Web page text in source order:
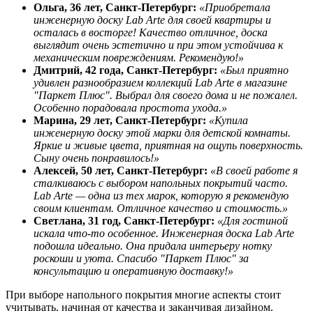
Ольга, 36 лет, Санкт-Петербург: «Приобретала
инженерную доску Lab Arte для своей квартиры и
осталась в восторге! Качество отличное, доска
выглядит очень эстетично и при этом устойчива к
механическим повреждениям. Рекомендую!»
Дмитрий, 42 года, Санкт-Петербург: «Был приятно
удивлен разнообразием коллекций Lab Arte в магазине
"Паркет Плюс". Выбрал для своего дома и не пожалел.
Особенно порадовала простота ухода.»
Марина, 29 лет, Санкт-Петербург: «Купила
инженерную доску этой марки для детской комнаты.
Яркие и живые цвета, приятная на ощупь поверхность.
Сыну очень понравилось!»
Алексей, 50 лет, Санкт-Петербург: «В своей работе я
сталкиваюсь с выбором напольных покрытий часто.
Lab Arte — одна из тех марок, которую я рекомендую
своим клиентам. Отличное качество и стоимость.»
Светлана, 31 год, Санкт-Петербург: «Для гостиной
искала что-то особенное. Инженерная доска Lab Arte
подошла идеально. Она придала интерьеру нотку
роскоши и уюта. Спасибо "Паркет Плюс" за
консультацию и оперативную доставку!»
При выборе напольного покрытия многие аспекты стоит
учитывать, начиная от качества и заканчивая дизайном.